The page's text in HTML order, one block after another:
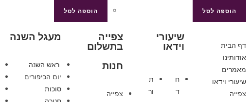
הוספה לסל הוספה לסל
דף הבית
אודותינו
מאמרים
שיעורי וידאו
צפייה
שיעורי
וידאו
ח
ד
ת
ור
צפייה
בתשלום
חנות
צפייה
מעגל השנה
ראש השנה
יום הכיפורים
סוכות